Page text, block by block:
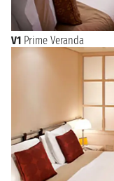
V1 Prime Veranda